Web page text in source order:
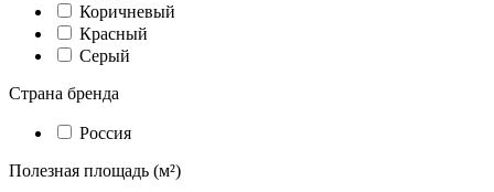
Коричневый
Красный
Серый
Страна бренда
Россия
Полезная площадь (м²)